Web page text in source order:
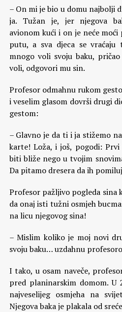
– On mi je bio u domu najbolji
ja. Tužan je, jer njegova
avionom kući i on je neće
putu, a sva djeca se
mnogo voli svoju baku,
voli, odgovori mu sin.
Profesor odmahnu rukom
i veselim glasom dovrši drugi
gestom:
– Glavno je da ti i ja stižemo
karte! Loža, i još, pogodi:
biti bliže nego u tvojim
Da pitamo dresera da ih
Profesor pažljivo pogleda sina
da onaj isti tužni osmjeh
na licu njegovog sina!
– Mislim koliko je moj novi
svoju baku… uzdahnu
I tako, u osam naveče,
pred planinarskim domom. U
najveselijeg osmjeha na
Njegova baka je plakala od